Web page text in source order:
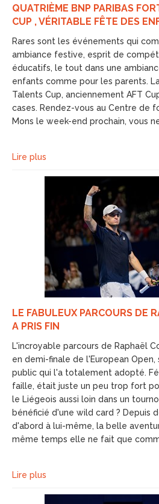
QUATRIÈME BNP PARIBAS
CUP , VÉRITABLE FÊTE DES
Rares sont les événements qui
ambiance festive, esprit de
éducatifs, le tout dans une
enfants comme pour les parents.
Talents Cup, anciennement AFT
cases. Rendez-vous au Centre de
Mons le week-end prochain, vous
Lire plus
LE FABULEUX PARCOURS DE
A PRIS FIN
L'incroyable parcours de Raphaël
en demi-finale de l'European Open,
public qui l'a totalement adopté.
faille, était juste un peu trop fort
le Liégeois aussi loin dans un
bénéficié d'une wild card ? Depuis
d'abord à lui-même, la belle
même temps elle ne fait que
Lire plus